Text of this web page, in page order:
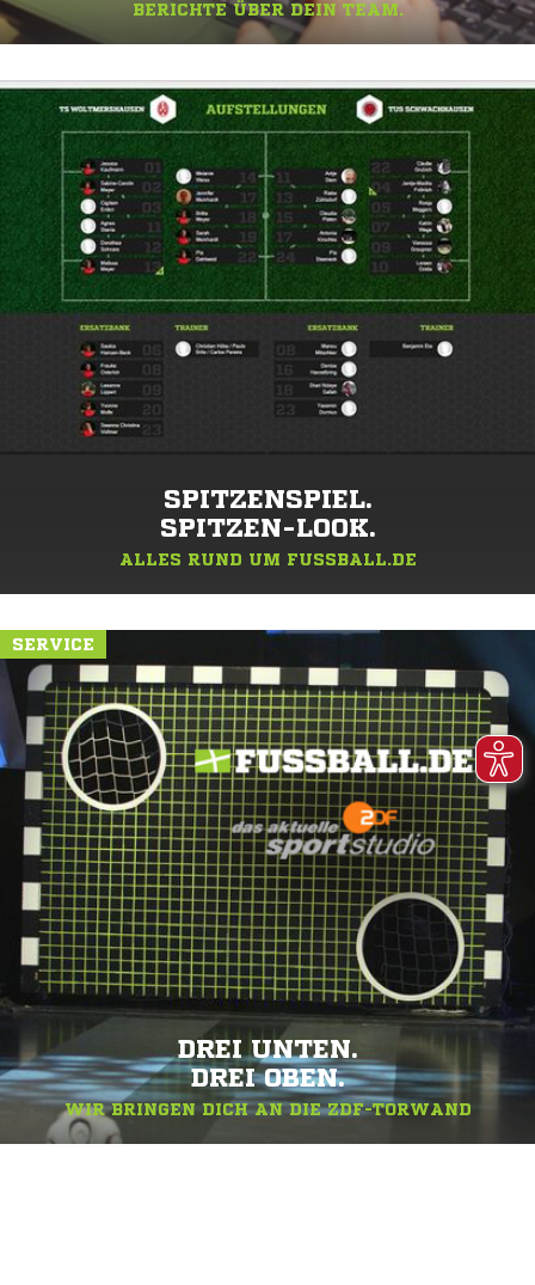
BERICHTE ÜBER DEIN TEAM.
SPITZENSPIEL.
SPITZEN-LOOK.
ALLES RUND UM FUSSBALL.DE
SERVICE
DREI UNTEN.
DREI OBEN.
WIR BRINGEN DICH AN DIE ZDF-TORWAND